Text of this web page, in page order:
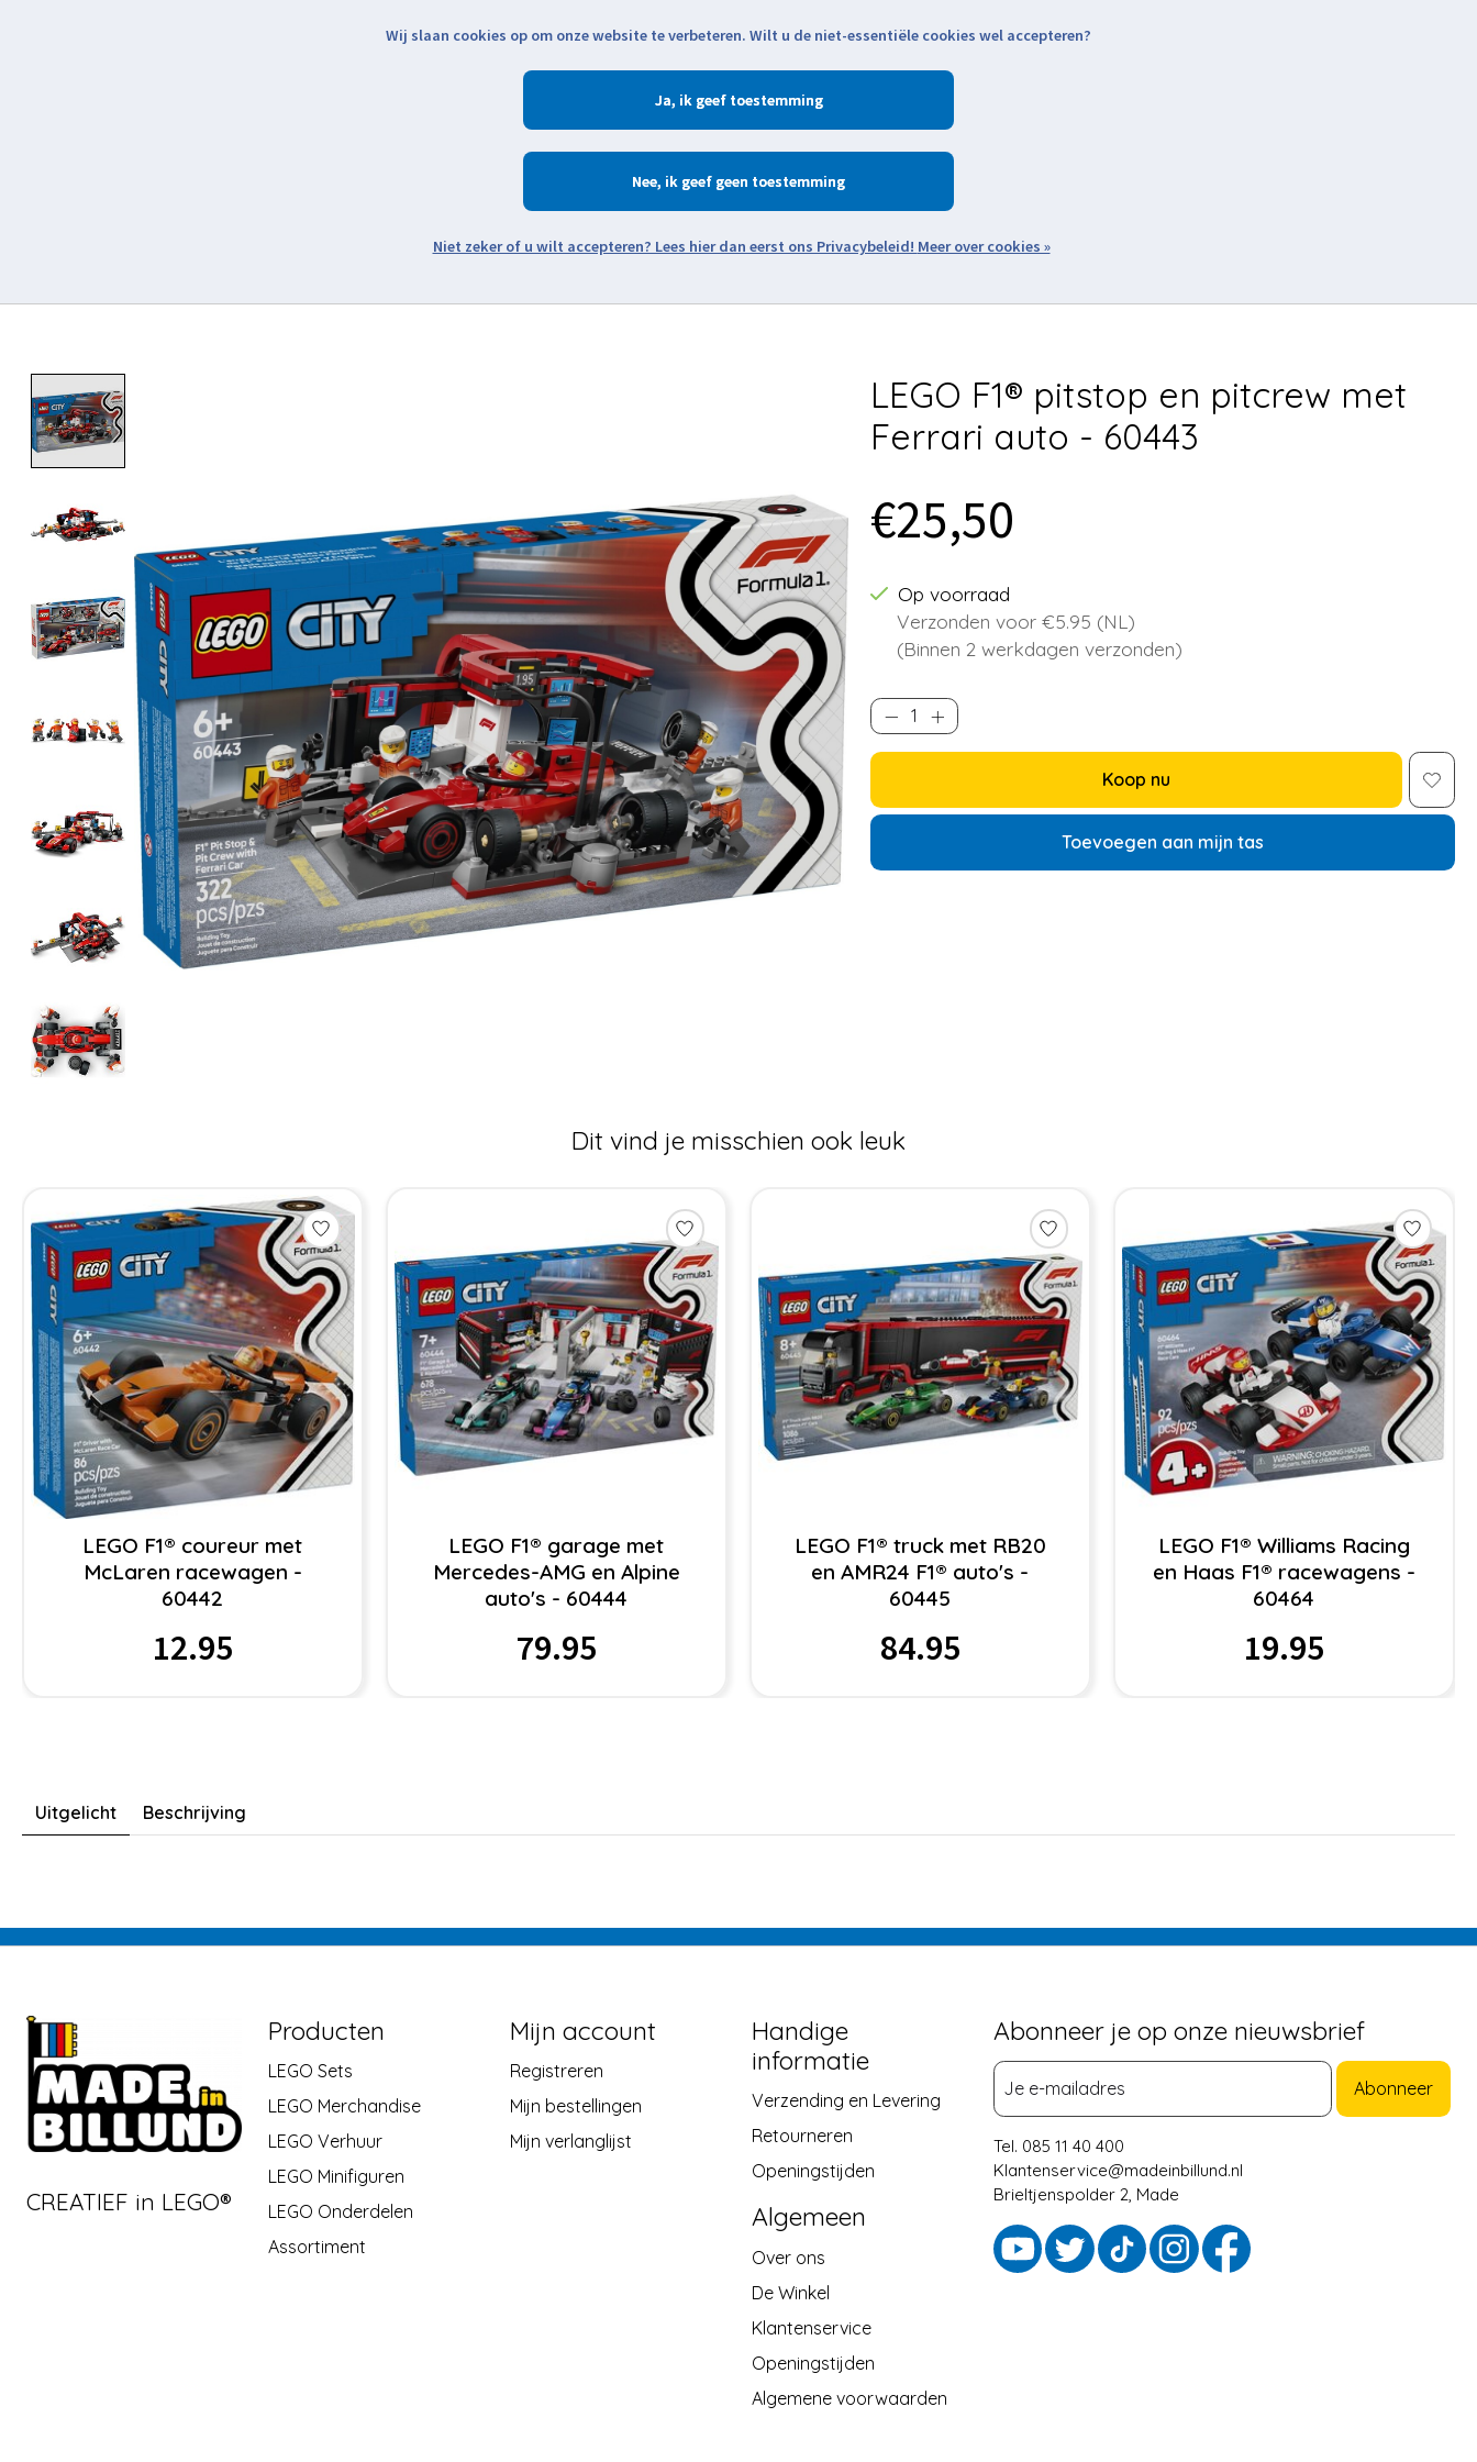
Zoeken
LEGO F1® pitstop en pitcrew met
Ferrari auto - 60443
€25,50
Op voorraad
Verzonden voor €5.95 (NL)
(Binnen 2 werkdagen verzonden)
Koop nu
Toevoegen aan mijn tas
Dit vind je misschien ook leuk
Items van productcarrousel
LEGO F1® coureur met
McLaren racewagen -
60442
12.95
LEGO F1® garage met
Mercedes-AMG en Alpine
auto's - 60444
79.95
LEGO F1® truck met RB20
en AMR24 F1® auto's -
60445
84.95
LEGO F1® Williams Racing
en Haas F1® racewagens -
60464
19.95
Uitgelicht Beschrijving
CREATIEF in LEGO®
Producten
LEGO Sets
LEGO Merchandise
LEGO Verhuur
LEGO Minifiguren
LEGO Onderdelen
Assortiment
Mijn account
Registreren
Mijn bestellingen
Mijn verlanglijst
Handige
informatie
Verzending en Levering
Retourneren
Openingstijden
Algemeen
Over ons
De Winkel
Klantenservice
Openingstijden
Algemene voorwaarden
Abonneer je op onze nieuwsbrief
Abonneer
Tel. 085 11 40 400
Klantenservice@madeinbillund.nl
Brieltjenspolder 2, Made
Wij slaan cookies op om onze website te verbeteren. Wilt u de niet-essentiële cookies wel accepteren?
Ja
Nee
Meer over cookies »